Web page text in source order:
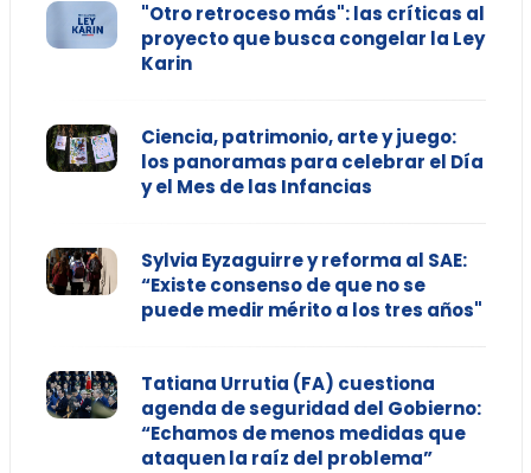
"Otro retroceso más": las críticas al
proyecto que busca congelar la Ley
Karin
Ciencia, patrimonio, arte y juego:
los panoramas para celebrar el Día
y el Mes de las Infancias
Sylvia Eyzaguirre y reforma al SAE:
“Existe consenso de que no se
puede medir mérito a los tres años"
Tatiana Urrutia (FA) cuestiona
agenda de seguridad del Gobierno:
“Echamos de menos medidas que
ataquen la raíz del problema”